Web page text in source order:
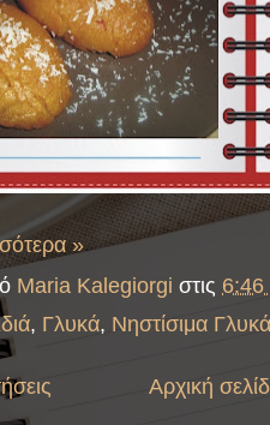
»
Maria Kalegiorgi στις 6:46
, Γλυκά, Νηστίσιμα Γλυκά
Αρχική